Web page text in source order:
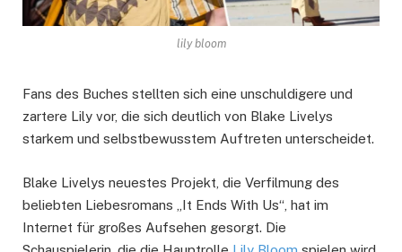
lily bloom
Fans des Buches stellten sich eine unschuldigere und
zartere Lily vor, die sich deutlich von Blake Livelys
starkem und selbstbewusstem Auftreten unterscheidet.
Blake Livelys neuestes Projekt, die Verfilmung des
beliebten Liebesromans „It Ends With Us“, hat im
Internet für großes Aufsehen gesorgt. Die